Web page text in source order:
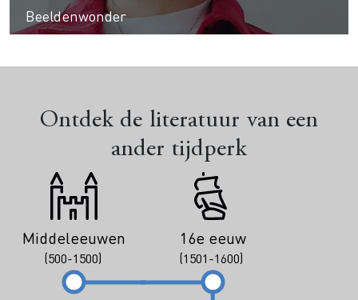
Beeldenwonder
Ontdek de literatuur van een
ander tijdperk
Middeleeuwen
(500-1500)
16e eeuw
(1501-1600)